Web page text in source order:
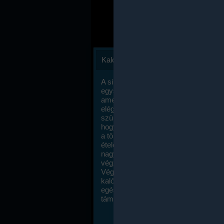
Kalóriaszámlálás
A sikeres fogyás titka valójában igen
egyszerű: égess több energiát, mint
amennyit beviszel. Természetesen
elég nagy fegyelemre és akaraterőre
szükség, de meglepődve fogod
hogy a kalóriaszámolás mennyire
a többi diétához képest. Itt nincsenek
ételek és a megengedett kalóriabevitelt
nagymértékben növelheted ha
végzel.
Végül, de nem utolsó sorban, a
kalóriaszámolás módszerét a legtöbb
egészségügyi szakorvos ajánlja és
támogatja.